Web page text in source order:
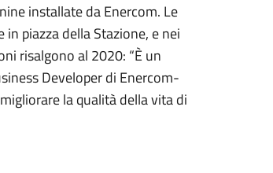
installate da Enercom. Le
piazza della Stazione, e nei
risalgono al 2020: “È un
Developer di Enercom-
la qualità della vita di